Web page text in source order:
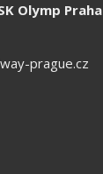
Olymp Praha
prague.cz